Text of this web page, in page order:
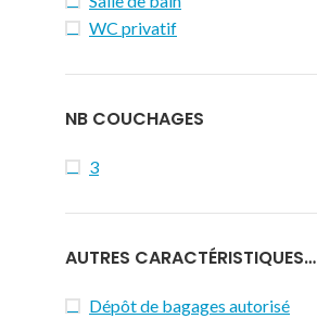
WC privatif
NB COUCHAGES
3
AUTRES CARACTÉRISTIQUES…
Dépôt de bagages autorisé